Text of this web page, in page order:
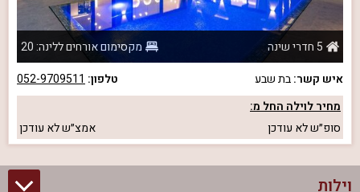
5 חדרי שינה
מקסימום אורחים ללינה: 20
איש קשר:בת שבע טלפון: 052-9709511
מחיר לוילה החל מ:
סופ״שלא עודכן אמצ״שלא עודכן
וילות